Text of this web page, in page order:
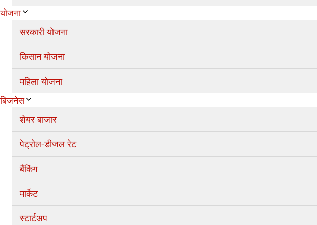
योजना
सरकारी योजना
किसान योजना
महिला योजना
बिजनेस
शेयर बाजार
पेट्रोल-डीजल रेट
बैंकिंग
मार्केट
स्टार्टअप